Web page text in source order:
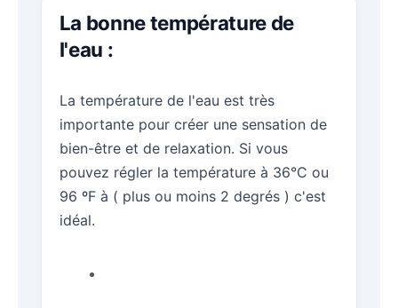
La bonne température de
l'eau :
La température de l'eau est très
importante pour créer une sensation de
bien-être et de relaxation. Si vous
pouvez régler la température à 36°C ou
96 ºF à ( plus ou moins 2 degrés ) c'est
idéal.